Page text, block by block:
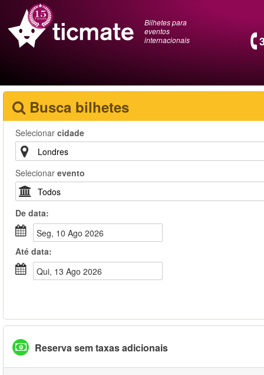
Bilhetes para
eventos
internacionais
Busca bilhetes
Selecionar cidade
Selecionar evento
De data:
Seg, 10 Ago 2026
Até data:
Qui, 13 Ago 2026
Reserva sem taxas adicionais